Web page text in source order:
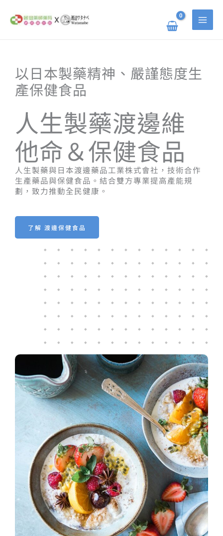
以日本製藥精神、嚴謹態度生
產保健食品
人生製藥渡邊維
他命＆保健食品
人生製藥與日本渡邊藥品工業株式會社，技術合作
生產藥品與保健食品。結合雙方專業提高產能規
劃，致力推動全民健康。
了解 渡邊保健食品